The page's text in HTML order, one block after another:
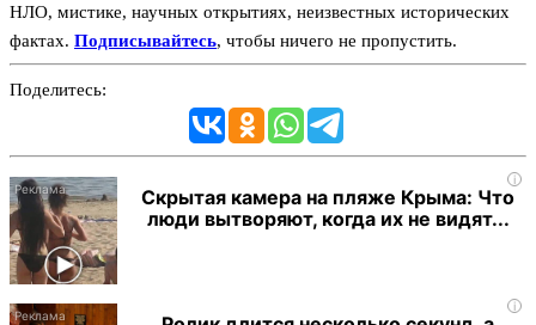
НЛО, мистике, научных открытиях, неизвестных исторических
фактах. Подписывайтесь, чтобы ничего не пропустить.
Поделитесь:
i
Скрытая камера на пляже Крыма: Что
люди вытворяют, когда их не видят...
i